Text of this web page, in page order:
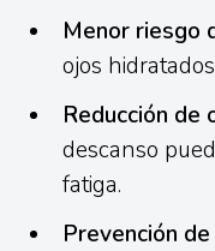
Menor riesgo
ojos
Reducción de
descanso
fatiga.
Prevención